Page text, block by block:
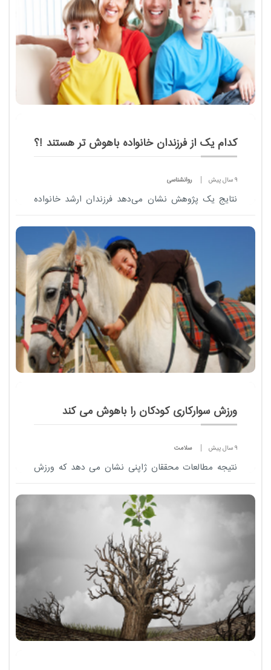
کدام یک از فرزندان خانواده باهوش تر هستند !؟
9 سال پیش روانشناسی
نتایج یک پژوهش نشان می‌دهد فرزندان ارشد خانواده
ورزش سوارکاری کودکان را باهوش می کند
9 سال پیش سلامت
نتیجه مطالعات محققان ژاپنی نشان می دهد که ورزش
مدرسه بهتر می کند.